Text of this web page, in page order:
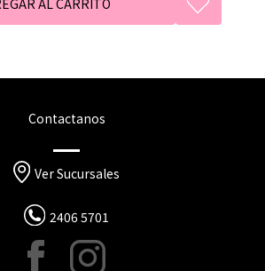
Contactanos
Ver Sucursales
2406 5701